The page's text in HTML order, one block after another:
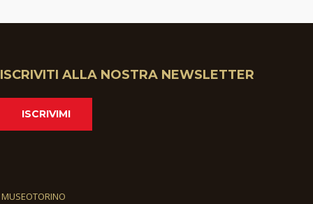
ISCRIVITI ALLA NOSTRA NEWSLETTER
ISCRIVIMI
MUSEOTORINO